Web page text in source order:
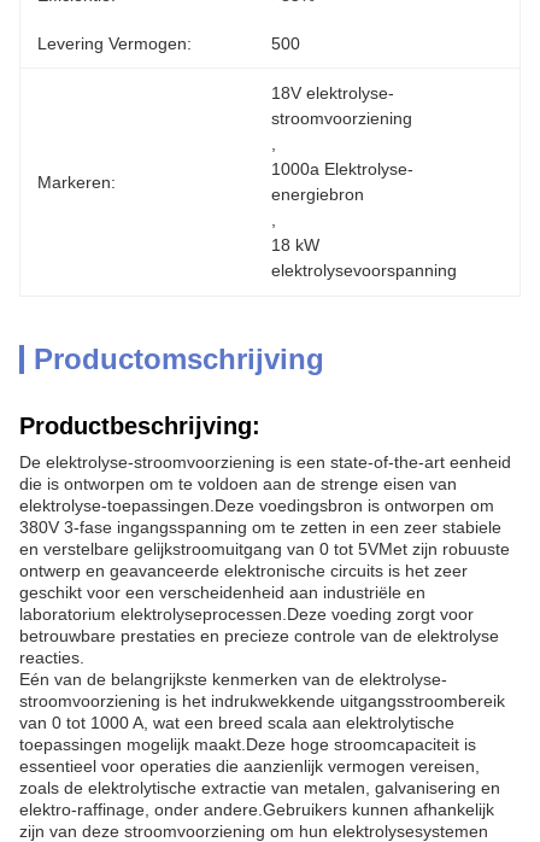
Levering Vermogen: 500
Markeren:
18V elektrolyse-
stroomvoorziening
1000a Elektrolyse-
energiebron
18 kW
elektrolysevoorspanning
Productomschrijving
Productbeschrijving:
De elektrolyse-stroomvoorziening is een state-of-the-art eenheid
die is ontworpen om te voldoen aan de strenge eisen van
elektrolyse-toepassingen.Deze voedingsbron is ontworpen om
380V 3-fase ingangsspanning om te zetten in een zeer stabiele
en verstelbare gelijkstroomuitgang van 0 tot 5VMet zijn robuuste
ontwerp en geavanceerde elektronische circuits is het zeer
geschikt voor een verscheidenheid aan industriële en
laboratorium elektrolyseprocessen.Deze voeding zorgt voor
betrouwbare prestaties en precieze controle van de elektrolyse
reacties.
Eén van de belangrijkste kenmerken van de elektrolyse-
stroomvoorziening is het indrukwekkende uitgangsstroombereik
van 0 tot 1000 A, wat een breed scala aan elektrolytische
toepassingen mogelijk maakt.Deze hoge stroomcapaciteit is
essentieel voor operaties die aanzienlijk vermogen vereisen,
zoals de elektrolytische extractie van metalen, galvanisering en
elektro-raffinage, onder andere.Gebruikers kunnen afhankelijk
zijn van deze stroomvoorziening om hun elektrolysesystemen